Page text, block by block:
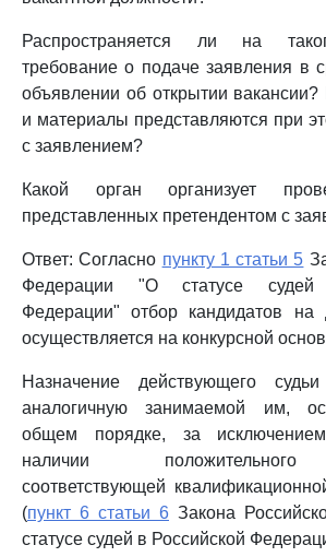
Распространяется ли на
требование о подаче заявления в
объявлении об открытии вакансии?
и материалы представляются при
с заявлением?
Какой орган организует
представленных претендентом с
Ответ: Согласно пункту 1 статьи 5
Федерации "О статусе судей
Федерации" отбор кандидатов на
осуществляется на конкурсной
Назначение действующего
аналогичную занимаемой им,
общем порядке, за
наличии
соответствующей
(пункт 6 статьи 6 Закона
статусе судей в Российской